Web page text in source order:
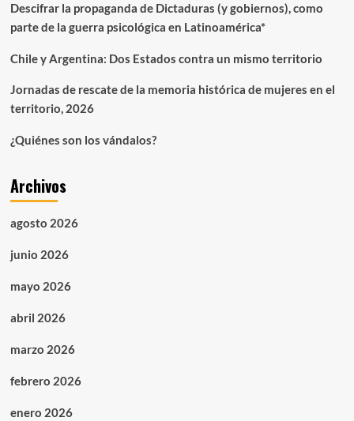
Descifrar la propaganda de Dictaduras (y gobiernos), como
parte de la guerra psicológica en Latinoamérica*
Chile y Argentina: Dos Estados contra un mismo territorio
Jornadas de rescate de la memoria histórica de mujeres en el
territorio, 2026
¿Quiénes son los vándalos?
Archivos
agosto 2026
junio 2026
mayo 2026
abril 2026
marzo 2026
febrero 2026
enero 2026